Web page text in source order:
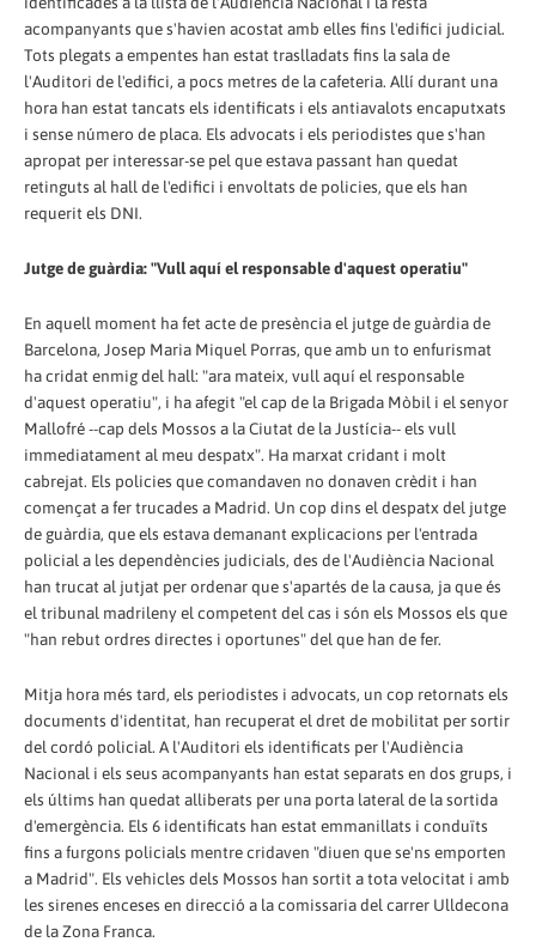
acompanyants que s'havien acostat amb elles fins l'edifici judicial.
Tots plegats a empentes han estat traslladats fins la sala de
l'Auditori de l'edifici, a pocs metres de la cafeteria. Allí durant una
hora han estat tancats els identificats i els antiavalots encaputxats
i sense número de placa. Els advocats i els periodistes que s'han
apropat per interessar-se pel que estava passant han quedat
retinguts al hall de l'edifici i envoltats de policies, que els han
requerit els DNI.
Jutge de guàrdia: "Vull aquí el responsable d'aquest operatiu"
En aquell moment ha fet acte de presència el jutge de guàrdia de
Barcelona, Josep Maria Miquel Porras, que amb un to enfurismat
ha cridat enmig del hall: "ara mateix, vull aquí el responsable
d'aquest operatiu", i ha afegit "el cap de la Brigada Mòbil i el senyor
Mallofré --cap dels Mossos a la Ciutat de la Justícia-- els vull
immediatament al meu despatx". Ha marxat cridant i molt
cabrejat. Els policies que comandaven no donaven crèdit i han
començat a fer trucades a Madrid. Un cop dins el despatx del jutge
de guàrdia, que els estava demanant explicacions per l'entrada
policial a les dependències judicials, des de l'Audiència Nacional
han trucat al jutjat per ordenar que s'apartés de la causa, ja que és
el tribunal madrileny el competent del cas i són els Mossos els que
"han rebut ordres directes i oportunes" del que han de fer.
Mitja hora més tard, els periodistes i advocats, un cop retornats els
documents d'identitat, han recuperat el dret de mobilitat per sortir
del cordó policial. A l'Auditori els identificats per l'Audiència
Nacional i els seus acompanyants han estat separats en dos grups, i
els últims han quedat alliberats per una porta lateral de la sortida
d'emergència. Els 6 identificats han estat emmanillats i conduïts
fins a furgons policials mentre cridaven "diuen que se'ns emporten
a Madrid". Els vehicles dels Mossos han sortit a tota velocitat i amb
les sirenes enceses en direcció a la comissaria del carrer Ulldecona
de la Zona Franca.